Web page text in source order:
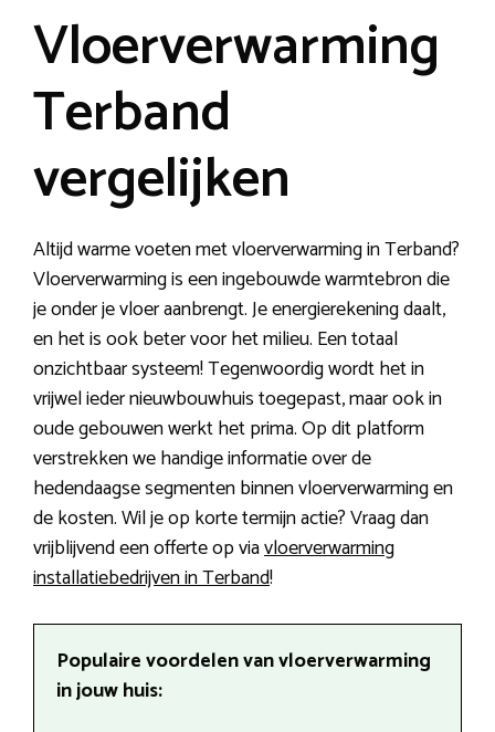
Vloerverwarming
Terband
vergelijken
Altijd warme voeten met vloerverwarming in Terband?
Vloerverwarming is een ingebouwde warmtebron die
je onder je vloer aanbrengt. Je energierekening daalt,
en het is ook beter voor het milieu. Een totaal
onzichtbaar systeem! Tegenwoordig wordt het in
vrijwel ieder nieuwbouwhuis toegepast, maar ook in
oude gebouwen werkt het prima. Op dit platform
verstrekken we handige informatie over de
hedendaagse segmenten binnen vloerverwarming en
de kosten. Wil je op korte termijn actie? Vraag dan
vrijblijvend een offerte op viavloerverwarming
installatiebedrijven in Terband!
Populaire voordelen van vloerverwarming
in jouw huis: